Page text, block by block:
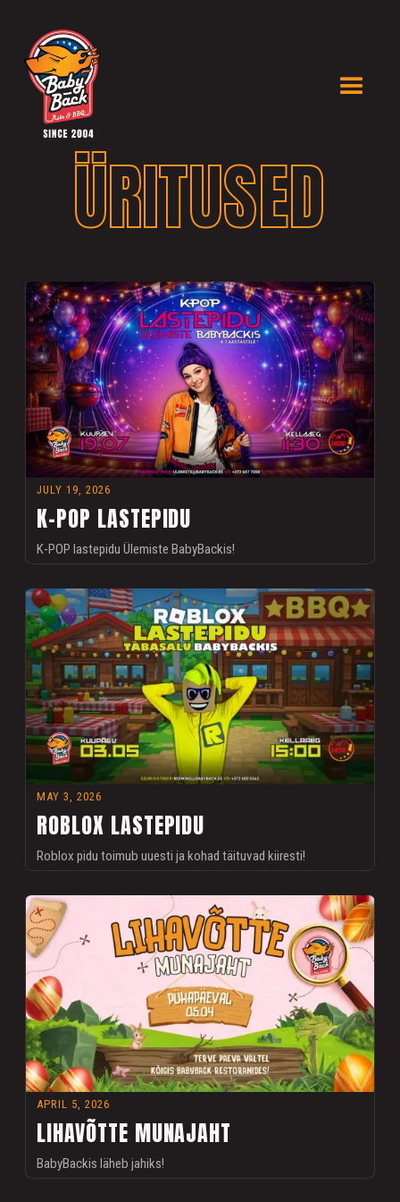
ÜRITUSED
JULY 19, 2026
K-POP LASTEPIDU
K-POP lastepidu Ülemiste BabyBackis!
MAY 3, 2026
ROBLOX LASTEPIDU
Roblox pidu toimub uuesti ja kohad täituvad kiiresti!
APRIL 5, 2026
LIHAVÕTTE MUNAJAHT
BabyBackis läheb jahiks!